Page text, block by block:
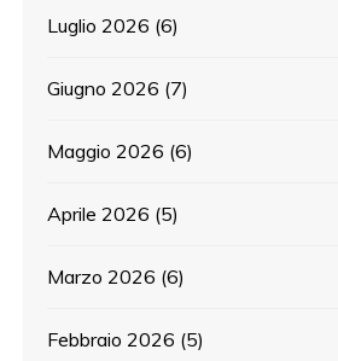
Luglio 2026 (6)
Giugno 2026 (7)
Maggio 2026 (6)
Aprile 2026 (5)
Marzo 2026 (6)
Febbraio 2026 (5)